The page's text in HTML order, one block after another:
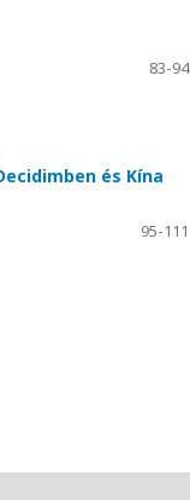
83-94
és Kína
95-111